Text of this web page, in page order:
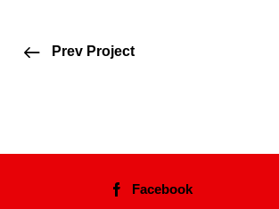
Prev Project
Facebook